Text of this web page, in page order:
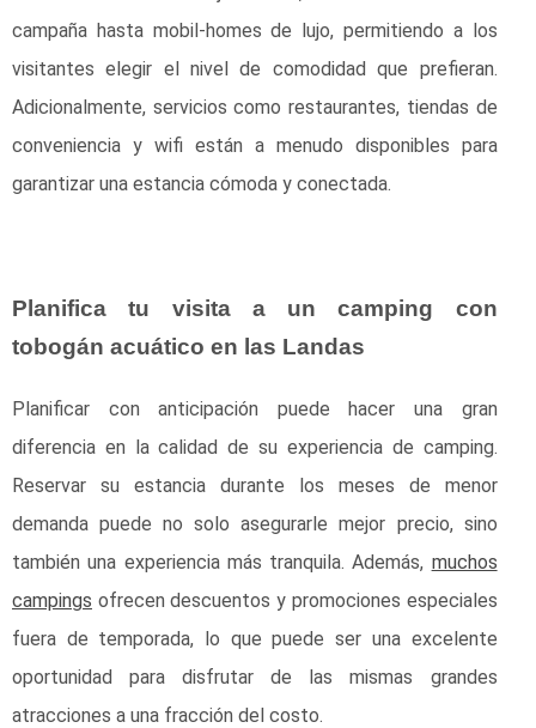
campaña hasta mobil-homes de lujo, permitiendo a los
visitantes elegir el nivel de comodidad que prefieran.
Adicionalmente, servicios como restaurantes, tiendas de
conveniencia y wifi están a menudo disponibles para
garantizar una estancia cómoda y conectada.
Planifica tu visita a un camping con
tobogán acuático en las Landas
Planificar con anticipación puede hacer una gran
diferencia en la calidad de su experiencia de camping.
Reservar su estancia durante los meses de menor
demanda puede no solo asegurarle mejor precio, sino
también una experiencia más tranquila. Además, muchos
campings ofrecen descuentos y promociones especiales
fuera de temporada, lo que puede ser una excelente
oportunidad para disfrutar de las mismas grandes
atracciones a una fracción del costo.